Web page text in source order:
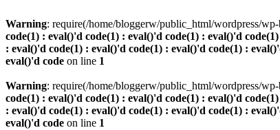
Warning: require(/home/bloggerw/public_html/wordpress/
code(1) : eval()'d code(1) : eval()'d code(1) : eval()'d
: eval()'d code(1) : eval()'d code(1) : eval()'d code(1) :
eval()'d code on line 1
Warning: require(/home/bloggerw/public_html/wordpress/
code(1) : eval()'d code(1) : eval()'d code(1) : eval()'d
: eval()'d code(1) : eval()'d code(1) : eval()'d code(1) :
eval()'d code on line 1